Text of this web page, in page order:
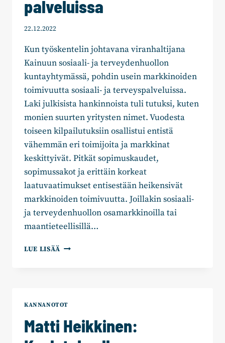
palveluissa
22.12.2022
Kun työskentelin johtavana viranhaltijana
Kainuun sosiaali- ja terveydenhuollon
kuntayhtymässä, pohdin usein markkinoiden
toimivuutta sosiaali- ja terveyspalveluissa.
Laki julkisista hankinnoista tuli tutuksi, kuten
monien suurten yritysten nimet. Vuodesta
toiseen kilpailutuksiin osallistui entistä
vähemmän eri toimijoita ja markkinat
keskittyivät. Pitkät sopimuskaudet,
sopimussakot ja erittäin korkeat
laatuvaatimukset entisestään heikensivät
markkinoiden toimivuutta. Joillakin sosiaali-
ja terveydenhuollon osamarkkinoilla tai
maantieteellisillä…
LUE LISÄÄ MATTI
PALVELUISSA
KANNANOTOT
Matti Heikkinen: